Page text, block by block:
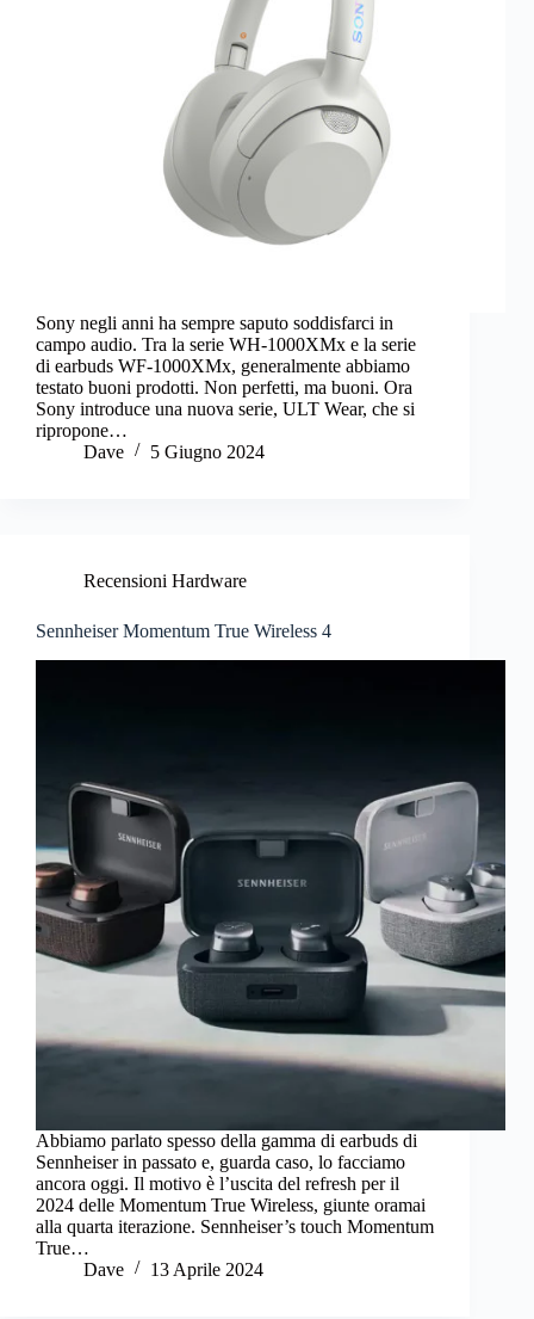
Sony negli anni ha sempre saputo soddisfarci in
campo audio. Tra la serie WH-1000XMx e la serie
di earbuds WF-1000XMx, generalmente abbiamo
testato buoni prodotti. Non perfetti, ma buoni. Ora
Sony introduce una nuova serie, ULT Wear, che si
ripropone…
Dave
5 Giugno 2024
Recensioni Hardware
Sennheiser Momentum True Wireless 4
Abbiamo parlato spesso della gamma di earbuds di
Sennheiser in passato e, guarda caso, lo facciamo
ancora oggi. Il motivo è l’uscita del refresh per il
2024 delle Momentum True Wireless, giunte oramai
alla quarta iterazione. Sennheiser’s touch Momentum
True…
Dave
13 Aprile 2024